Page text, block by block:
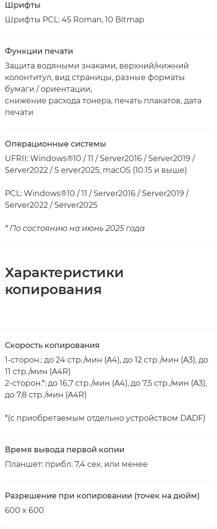
Шрифты
Шрифты PCL: 45 Roman, 10 Bitmap
Функции печати
Защита водяными знаками, верхний/нижний
колонтитул, вид страницы, разные форматы
бумаги / ориентации,
снижение расхода тонера, печать плакатов, дата
печати
Операционные системы
UFRII: Windows®10 / 11 / Server2016 / Server2019 /
Server2022 / S erver2025, macOS (10.15 и выше)
PCL: Windows®10 / 11 / Server2016 / Server2019 /
Server2022 / Server2025
* По состоянию на июнь 2025 года
Характеристики
копирования
Скорость копирования
1-сторон.: до 24 стр./мин (A4), до 12 стр./мин (A3), до
11 стр./мин (A4R)
2-сторон.*: до 16,7 стр./мин (A4), до 7,5 стр./мин (A3),
до 7,8 стр./мин (A4R)
*(с приобретаемым отдельно устройством DADF)
Время вывода первой копии
Планшет: прибл. 7,4 сек. или менее
Разрешение при копировании (точек на дюйм)
600 x 600